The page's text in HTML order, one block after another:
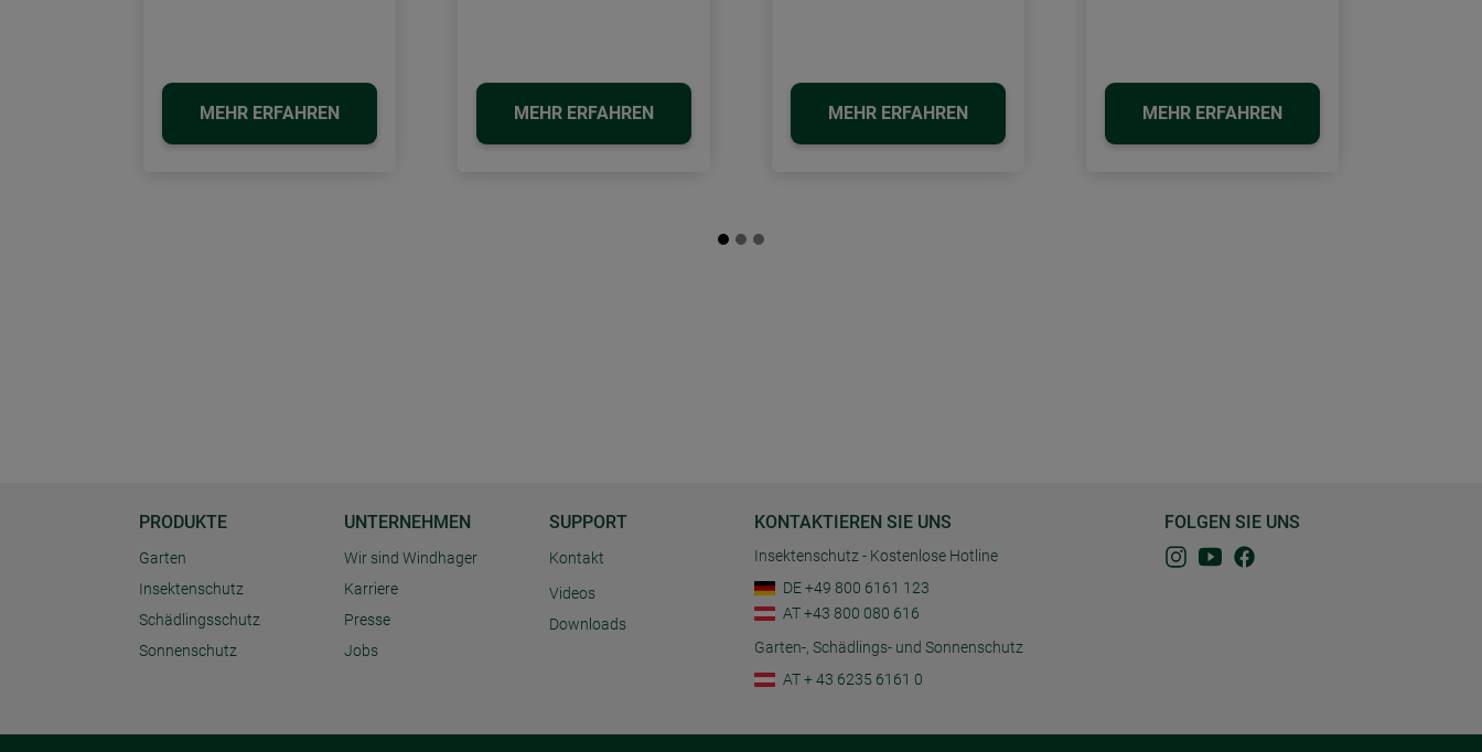
MEHR ERFAHREN MEHR ERFAHREN MEHR ERFAHREN MEHR ERFAHREN
PRODUKTE
Garten
Insektenschutz
Schädlingsschutz
Sonnenschutz
UNTERNEHMEN
Wir sind Windhager
Karriere
Presse
Jobs
SUPPORT
Kontakt
Videos
Downloads
KONTAKTIEREN SIE UNS
Insektenschutz - Kostenlose Hotline
DE +49 800 6161 123
AT +43 800 080 616
Garten-, Schädlings- und Sonnenschutz
AT + 43 6235 6161 0
FOLGEN SIE UNS